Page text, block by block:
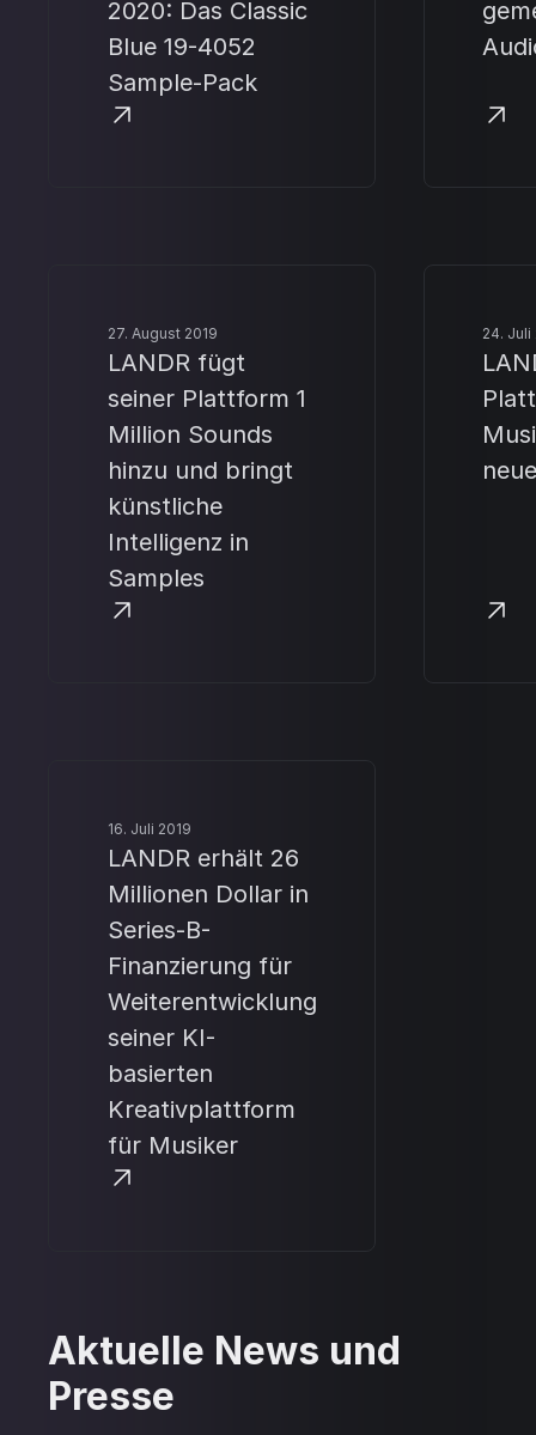
2020: Das Classic
Blue 19-4052
Sample-Pack
27. August 2019
LANDR fügt
seiner Plattform 1
Million Sounds
hinzu und bringt
künstliche
Intelligenz in
Samples
24. Juli
16. Juli 2019
LANDR erhält 26
Millionen Dollar in
Series-B-
Finanzierung für
Weiterentwicklung
seiner KI-
basierten
Kreativplattform
für Musiker
Aktuelle News und
Presse